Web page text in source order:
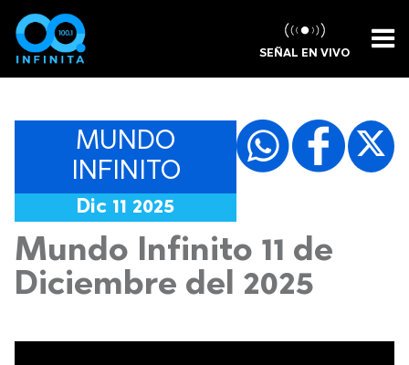
SEÑAL EN VIVO
MUNDO
INFINITO
Dic 11 2025
Mundo Infinito 11 de
Diciembre del 2025